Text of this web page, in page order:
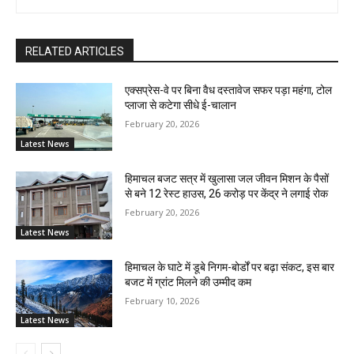
RELATED ARTICLES
Latest News
एक्सप्रेस-वे पर बिना वैध दस्तावेज सफर पड़ा महंगा, टोल
प्लाजा से कटेगा सीधे ई-चालान
February 20, 2026
Latest News
हिमाचल बजट सत्र में खुलासा जल जीवन मिशन के पैसों
से बने 12 रेस्ट हाउस, 26 करोड़ पर केंद्र ने लगाई रोक
February 20, 2026
Latest News
हिमाचल के घाटे में डूबे निगम-बोर्डों पर बढ़ा संकट, इस बार
बजट में ग्रांट मिलने की उम्मीद कम
February 10, 2026